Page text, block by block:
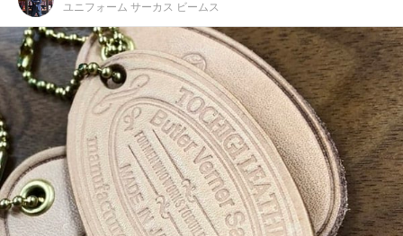
ユニフォーム サーカス ビームス